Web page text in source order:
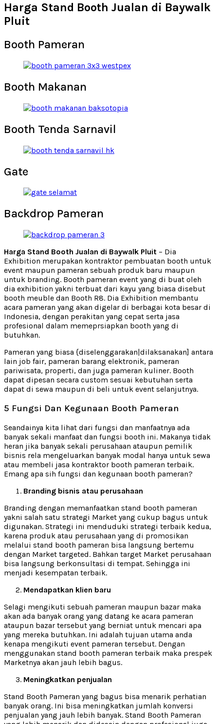
Harga Stand Booth Jualan di Baywalk
Pluit
Booth Pameran
Booth Makanan
Booth Tenda Sarnavil
Gate
Backdrop Pameran
Harga Stand Booth Jualan di Baywalk Pluit – Dia
Exhibition merupakan kontraktor pembuatan booth untuk
event maupun pameran sebuah produk baru maupun
untuk branding. Booth pameran event yang di buat oleh
dia exhibition yakni terbuat dari kayu yang biasa disebut
booth meuble dan Booth R8. Dia Exhibition membantu
acara pameran yang akan digelar di berbagai kota besar di
Indonesia, dengan perakitan yang cepat serta jasa
profesional dalam memeprsiapkan booth yang di
butuhkan.
Pameran yang biasa {diselenggarakan|dilaksanakan] antara
lain job fair, pameran barang elektronik, pameran
pariwisata, properti, dan juga pameran kuliner. Booth
dapat dipesan secara custom sesuai kebutuhan serta
dapat di sewa maupun di beli untuk event selanjutnya.
5 Fungsi Dan Kegunaan Booth Pameran
Seandainya kita lihat dari fungsi dan manfaatnya ada
banyak sekali manfaat dan fungsi booth ini. Makanya tidak
heran jika banyak sekali perusahaan ataupun pemilik
bisnis rela mengeluarkan banyak modal hanya untuk sewa
atau membeli jasa kontraktor booth pameran terbaik.
Emang apa sih fungsi dan kegunaan booth pameran?
Branding bisnis atau perusahaan
Branding dengan memanfaatkan stand booth pameran
yakni salah satu strategi Market yang cukup bagus untuk
digunakan. Strategi ini menduduki strategi terbaik kedua,
karena produk atau perusahaan yang di promosikan
melalui stand booth pameran bisa langsung bertemu
dengan Market targeted. Bahkan target Market perusahaan
bisa langsung berkonsultasi di tempat. Sehingga ini
menjadi kesempatan terbaik.
Mendapatkan klien baru
Selagi mengikuti sebuah pameran maupun bazar maka
akan ada banyak orang yang datang ke acara pameran
ataupun bazar tersebut yang berniat untuk mencari apa
yang mereka butuhkan. Ini adalah tujuan utama anda
kenapa mengikuti event pameran tersebut. Dengan
menggunakan stand booth pameran terbaik maka prespek
Marketnya akan jauh lebih bagus.
Meningkatkan penjualan
Stand Booth Pameran yang bagus bisa menarik perhatian
banyak orang. Ini bisa meningkatkan jumlah konversi
penjualan yang jauh lebih banyak. Stand Booth Pameran